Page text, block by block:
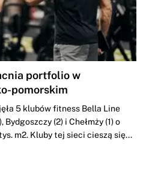
portfolio w
pomorskim
5 klubów fitness Bella Line
(2) i Chełmży (1) o
m2. Kluby tej sieci cieszą się...